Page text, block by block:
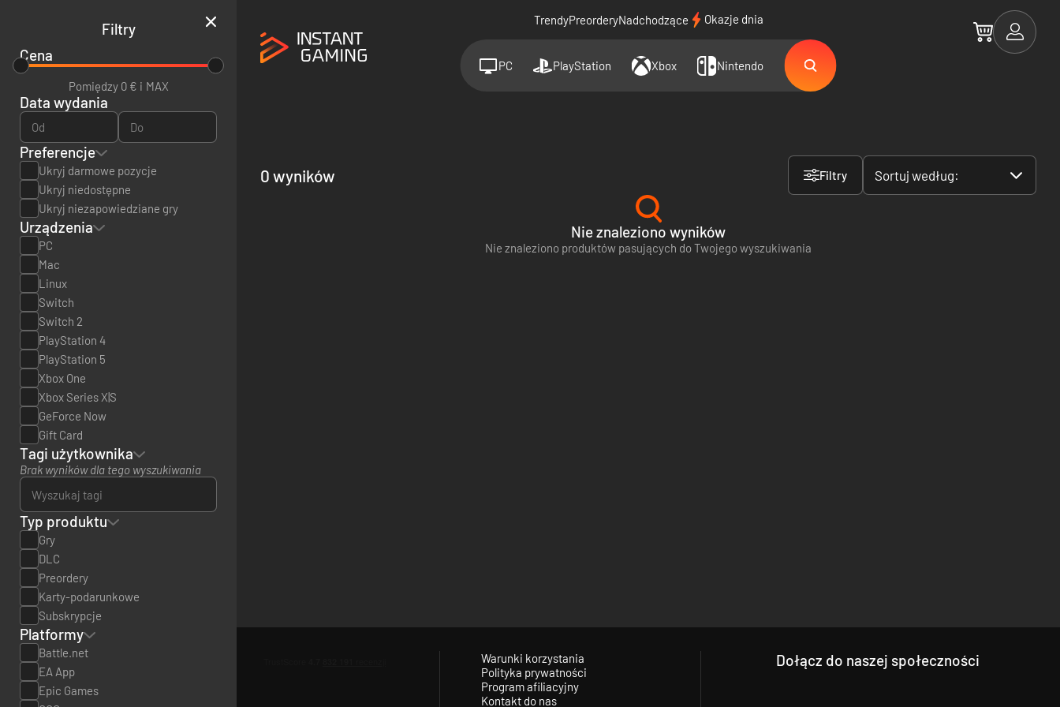
TrendyPreorderyNadchodzące Okazje dnia
PC PlayStation Xbox Nintendo
Filtry
Cena
Pomiędzy 0 € i MAX
Data wydania
Od Do
Preferencje
Ukryj darmowe pozycje
Ukryj niedostępne
Ukryj niezapowiedziane gry
Urządzenia
PC
Mac
Linux
Switch
Switch 2
PlayStation 4
PlayStation 5
Xbox One
Xbox Series X|S
GeForce Now
Gift Card
Tagi użytkownika
Brak wyników dla tego wyszukiwania
Typ produktu
Gry
DLC
Preordery
Karty-podarunkowe
Subskrypcje
Platformy
Battle.net
EA App
Epic Games
0 wyników Filtry Sortuj według:
Nie znaleziono wyników
Nie znaleziono produktów pasujących do Twojego wyszukiwania
Warunki korzystania
Polityka prywatności
Program afiliacyjny
Kontakt do nas
Dołącz do naszej społeczności